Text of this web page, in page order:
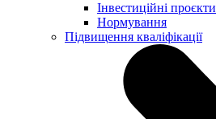
Інвестиційні проєкти
Нормування
Підвищення кваліфікації